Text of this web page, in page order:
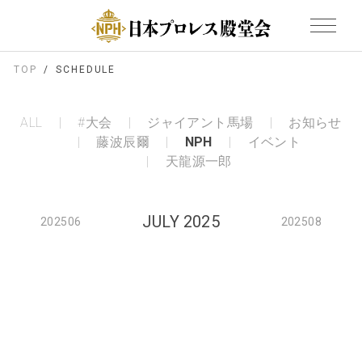
TOP SCHEDULE
ALL #大会 ジャイアント馬場
お知らせ
藤波辰爾
NPH
イベント
天龍源一郎
202506 JULY 2025 202508